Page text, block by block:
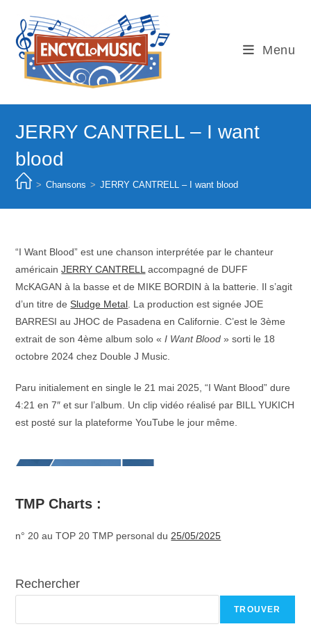
content
Menu
JERRY CANTRELL – I want
blood
> Chansons > JERRY CANTRELL – I want blood
“I Want Blood” est une chanson interprétée par le chanteur
américainJERRY CANTRELL accompagné de DUFF
McKAGAN à la basse et de MIKE BORDIN à la batterie. Il s’agit
d’un titre deSludge Metal . La production est signée JOE
BARRESI au JHOC de Pasadena en Californie. C’est le 3ème
extrait de son 4ème album solo «I Want Blood » sorti le 18
octobre 2024 chez Double J Music.
Paru initialement en single le 21 mai 2025, “I Want Blood” dure
4:21 en 7″ et sur l’album. Un clip vidéo réalisé par BILL YUKICH
est posté sur la plateforme YouTube le jour même.
TMP Charts :
n° 20 au TOP 20 TMP personal du 25/05/2025
Rechercher
TROUVER